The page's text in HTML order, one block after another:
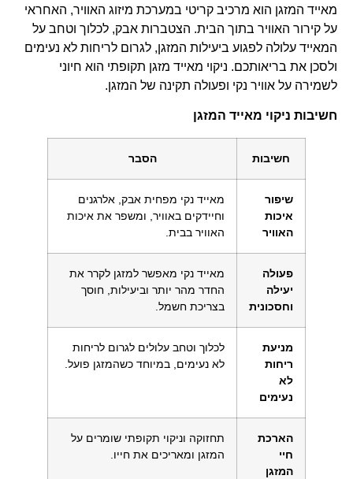
מאייד המזגן הוא מרכיב קריטי במערכת מיזוג האוויר, האחראי
על קירור האוויר בתוך הבית. הצטברות אבק, לכלוך וטחב על
המאייד עלולה לפגוע ביעילות המזגן, לגרום לריחות לא נעימים
ולסכן את בריאותכם. ניקוי מאייד מזגן תקופתי הוא חיוני
לשמירה על אוויר נקי ופעולה תקינה של המזגן.
חשיבות ניקוי מאייד המזגן
חשיבות הסבר
שיפור
איכות
האוויר
מאייד נקי מפחית אבק, אלרגנים
וחיידקים באוויר, ומשפר את איכות
האוויר בבית.
פעולה
יעילה
וחסכונית
מאייד נקי מאפשר למזגן לקרר את
החדר מהר יותר וביעילות, חוסך
בצריכת חשמל.
מניעת
ריחות
לא
נעימים
לכלוך וטחב עלולים לגרום לריחות
לא נעימים, במיוחד כשהמזגן פועל.
הארכת
חיי
המזגן
תחזוקה וניקוי תקופתי שומרים על
המזגן ומאריכים את חייו.